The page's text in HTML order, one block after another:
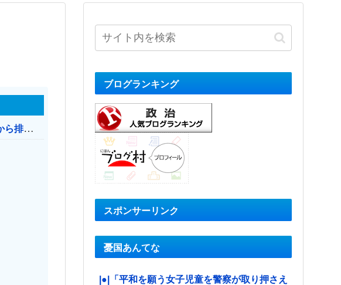
共産党「これは酷い…京都市でマイナンバーカードを持たない29万人がポイント給付事業から排除された」
ブログランキング
スポンサーリンク
憂国あんてな
|●|「平和を願う女子児童を警察が取り押さえ